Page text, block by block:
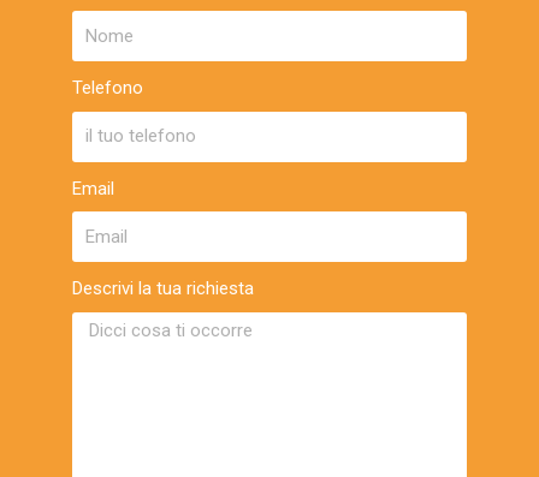
Telefono
Email
Descrivi la tua richiesta